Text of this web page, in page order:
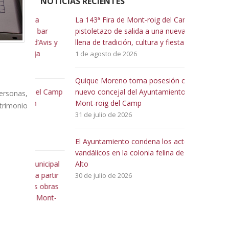
bar
y
Camp
La 143ª Fira de Mont-roig del Camp da el
pistoletazo de salida a una nueva edición
llena de tradición, cultura y fiesta
1 de agosto de 2026
Quique Moreno toma posesión como
nuevo concejal del Ayuntamiento de
Mont-roig del Camp
31 de julio de 2026
El Ayuntamiento condena los actos
vandálicos en la colonia felina de Pino
Alto
30 de julio de 2026